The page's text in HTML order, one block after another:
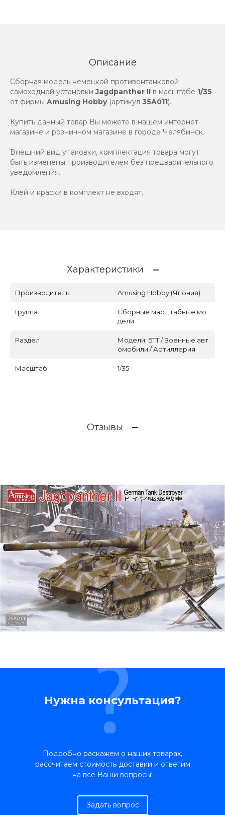
Описание
Сборная модель немецкой противонтанковой
самоходной установкиJagdpanther II в масштабе 1/35
от фирмы Amusing Hobby(артикул 35A011).
Купить данный товар Вы можете в нашем интернет-
магазине и розничном магазине в городе Челябинск.
Внешний вид упаковки, комплектация товара могут
быть изменены производителем без предварительного
уведомления.
Клей и краски в комплект не входят.
Характеристики
Производитель Amusing Hobby (Япония)
Группа
Сборные масштабные мо
дели
Раздел
Модели. БТТ / Военные авт
омобили / Артиллерия
Масштаб 1/35
Отзывы
Нужна консультация?
Подробно раскажем о наших товарах,
рассчитаем стоимость доставки и ответим
на все Ваши вопросы!
Задать вопрос